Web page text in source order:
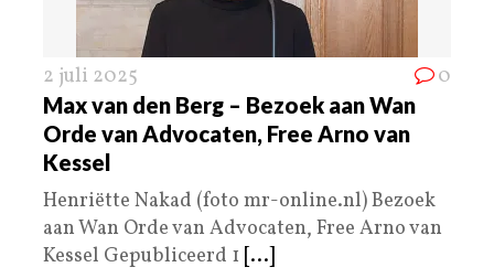
2 juli 2025 0
Max van den Berg – Bezoek aan Wan
Orde van Advocaten, Free Arno van
Kessel
Henriëtte Nakad (foto mr-online.nl) Bezoek
aan Wan Orde van Advocaten, Free Arno van
Kessel Gepubliceerd 1 [...]